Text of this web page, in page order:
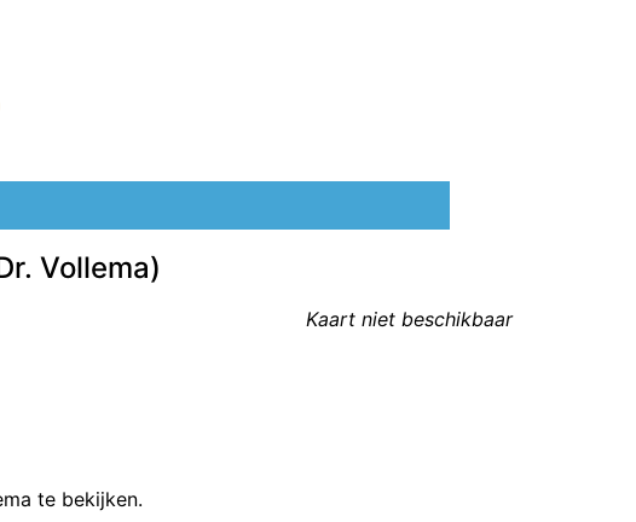
Vollema)
Kaart niet beschikbaar
te bekijken.